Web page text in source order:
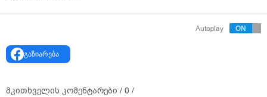
Autoplay
გაზიარება
მკითხველის კომენტარები / 0 /